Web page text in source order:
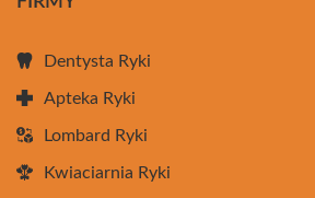
Dentysta Ryki
Apteka Ryki
Lombard Ryki
Kwiaciarnia Ryki